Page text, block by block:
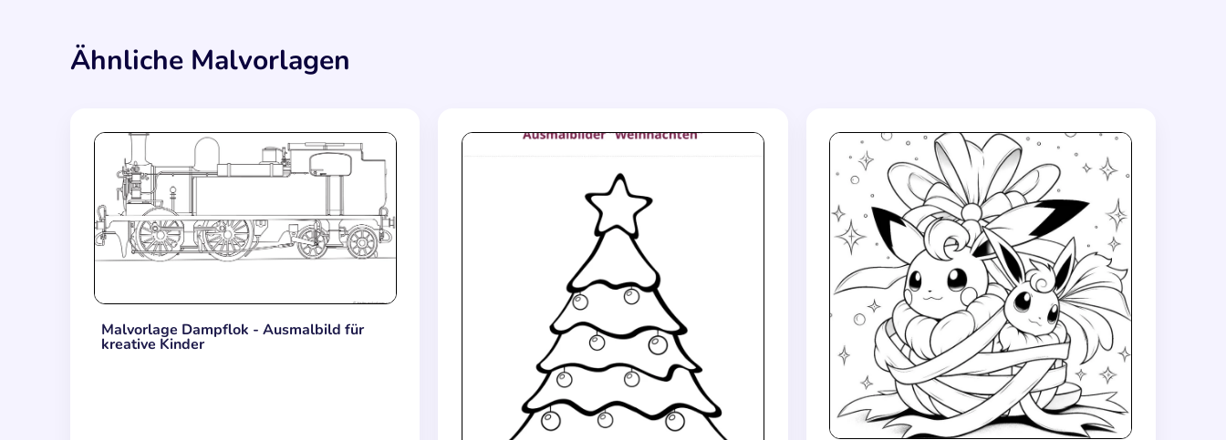
Ähnliche Malvorlagen
Malvorlage Dampflok - Ausmalbild für
kreative Kinder